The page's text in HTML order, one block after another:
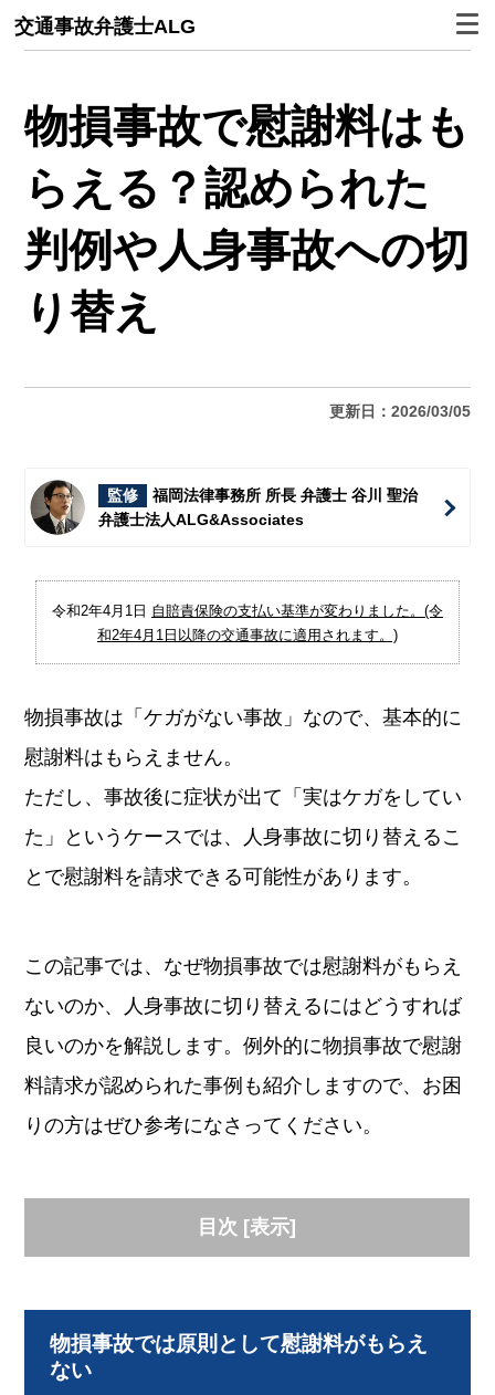
交通事故弁護士ALG
物損事故で慰謝料はも
らえる？認められた
判例や人身事故への切
り替え
更新日：2026/03/05
監修
福岡法律事務所 所長 弁護士 谷川 聖治
弁護士法人ALG&Associates
令和2年4月1日 自賠責保険の支払い基準が変わりました。(令
和2年4月1日以降の交通事故に適用されます。)
物損事故は「ケガがない事故」なので、基本的に
慰謝料はもらえません。
ただし、事故後に症状が出て「実はケガをしてい
た」というケースでは、人身事故に切り替えるこ
とで慰謝料を請求できる可能性があります。
この記事では、なぜ物損事故では慰謝料がもらえ
ないのか、人身事故に切り替えるにはどうすれば
良いのかを解説します。例外的に物損事故で慰謝
料請求が認められた事例も紹介しますので、お困
りの方はぜひ参考になさってください。
目次 [表示]
物損事故では原則として慰謝料がもらえ
ない